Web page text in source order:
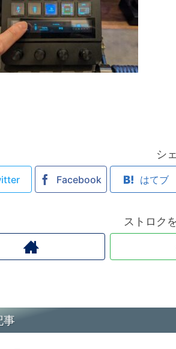
シ
Facebook はてブ
ストロク
事